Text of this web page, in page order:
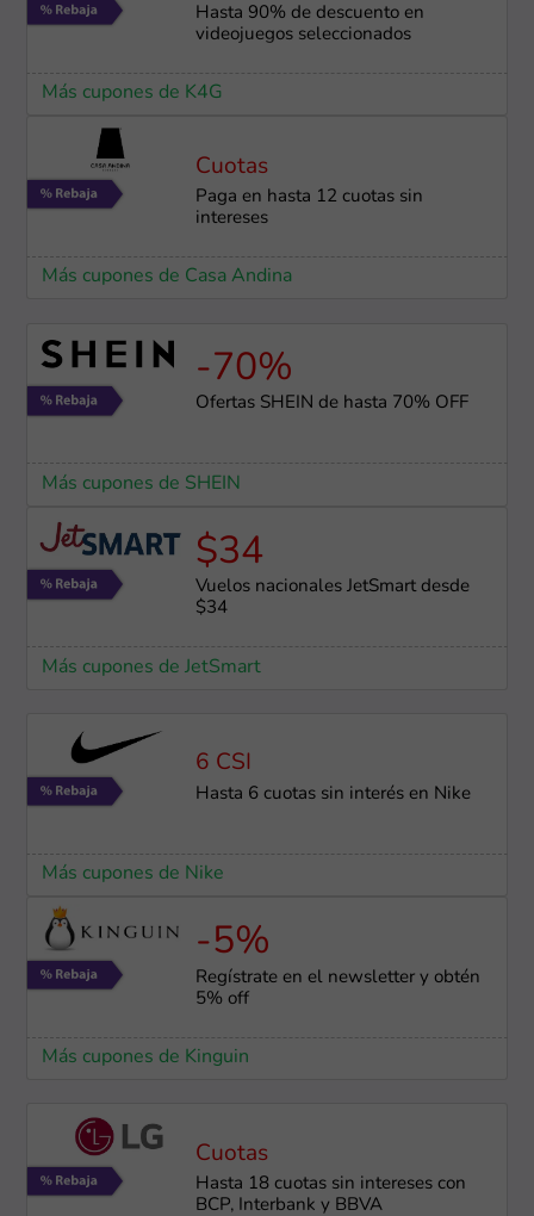
Hasta 90% de descuento en
videojuegos seleccionados
Más cupones de K4G
Cuotas
Paga en hasta 12 cuotas sin
intereses
Más cupones de Casa Andina
-70%
Ofertas SHEIN de hasta 70% OFF
Más cupones de SHEIN
$34
Vuelos nacionales JetSmart desde
$34
Más cupones de JetSmart
6 CSI
Hasta 6 cuotas sin interés en Nike
Más cupones de Nike
-5%
Regístrate en el newsletter y obtén
5% off
Más cupones de Kinguin
Cuotas
Hasta 18 cuotas sin intereses con
BCP, Interbank y BBVA